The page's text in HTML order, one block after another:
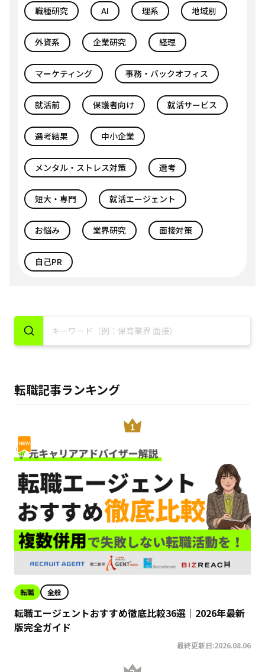
職種研究 AI 理系 地域別
外資系 企業研究 経理
マーケティング 事務・バックオフィス
就活前 保護者向け 就活サービス
選考結果 中小企業
メンタル・ストレス対策 選考
短大・専門 就活エージェント
お悩み 業界研究 面接対策
自己PR
転職記事ランキング
転職 全般
転職エージェントおすすめ徹底比較36選｜2026年最新
版完全ガイド
最終更新日:2026.08.06